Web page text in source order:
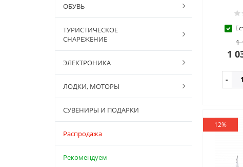
ОБУВЬ
ТУРИСТИЧЕСКОЕ
СНАРЕЖЕНИЕ
ЭЛЕКТРОНИКА
ЛОДКИ, МОТОРЫ
СУВЕНИРЫ И ПОДАРКИ
Распродажа
Рекомендуем
1
1
12%